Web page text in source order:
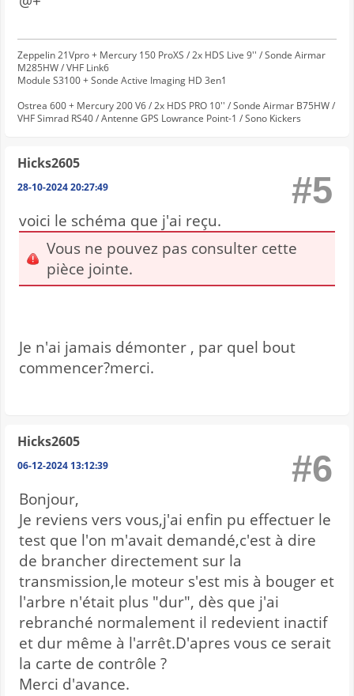
Zeppelin 21Vpro + Mercury 150 ProXS / 2x HDS Live 9'' / Sonde Airmar
M285HW / VHF Link6
Module S3100 + Sonde Active Imaging HD 3en1
Ostrea 600 + Mercury 200 V6 / 2x HDS PRO 10'' / Sonde Airmar B75HW /
VHF Simrad RS40 / Antenne GPS Lowrance Point-1 / Sono Kickers
Hicks2605
28-10-2024 20:27:49 #5
voici le schéma que j'ai reçu.
Vous ne pouvez pas consulter cette
pièce jointe.
Je n'ai jamais démonter , par quel bout
commencer?merci.
Hicks2605
06-12-2024 13:12:39 #6
Bonjour,
Je reviens vers vous,j'ai enfin pu effectuer le
test que l'on m'avait demandé,c'est à dire
de brancher directement sur la
transmission,le moteur s'est mis à bouger et
l'arbre n'était plus "dur", dès que j'ai
rebranché normalement il redevient inactif
et dur même à l'arrêt.D'apres vous ce serait
la carte de contrôle ?
Merci d'avance.